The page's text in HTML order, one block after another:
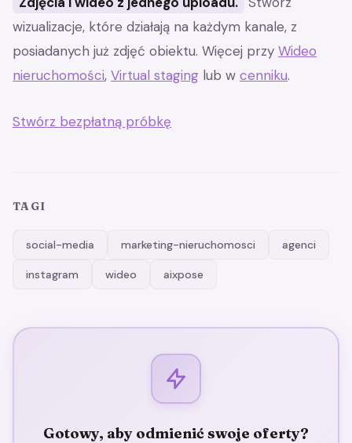
wizualizacje, które działają na każdym kanale, z
posiadanych już zdjęć obiektu. Więcej przy Wideo
nieruchomości, Virtual staging lub w cenniku.
Stwórz bezpłatną próbkę
TAGI
social-media marketing-nieruchomosci agenci
instagram wideo aixpose
Gotowy, aby odmienić swoje oferty?